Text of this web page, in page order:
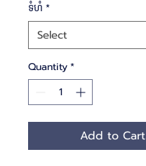
ទំហំ *
Quantity*
Add to Cart